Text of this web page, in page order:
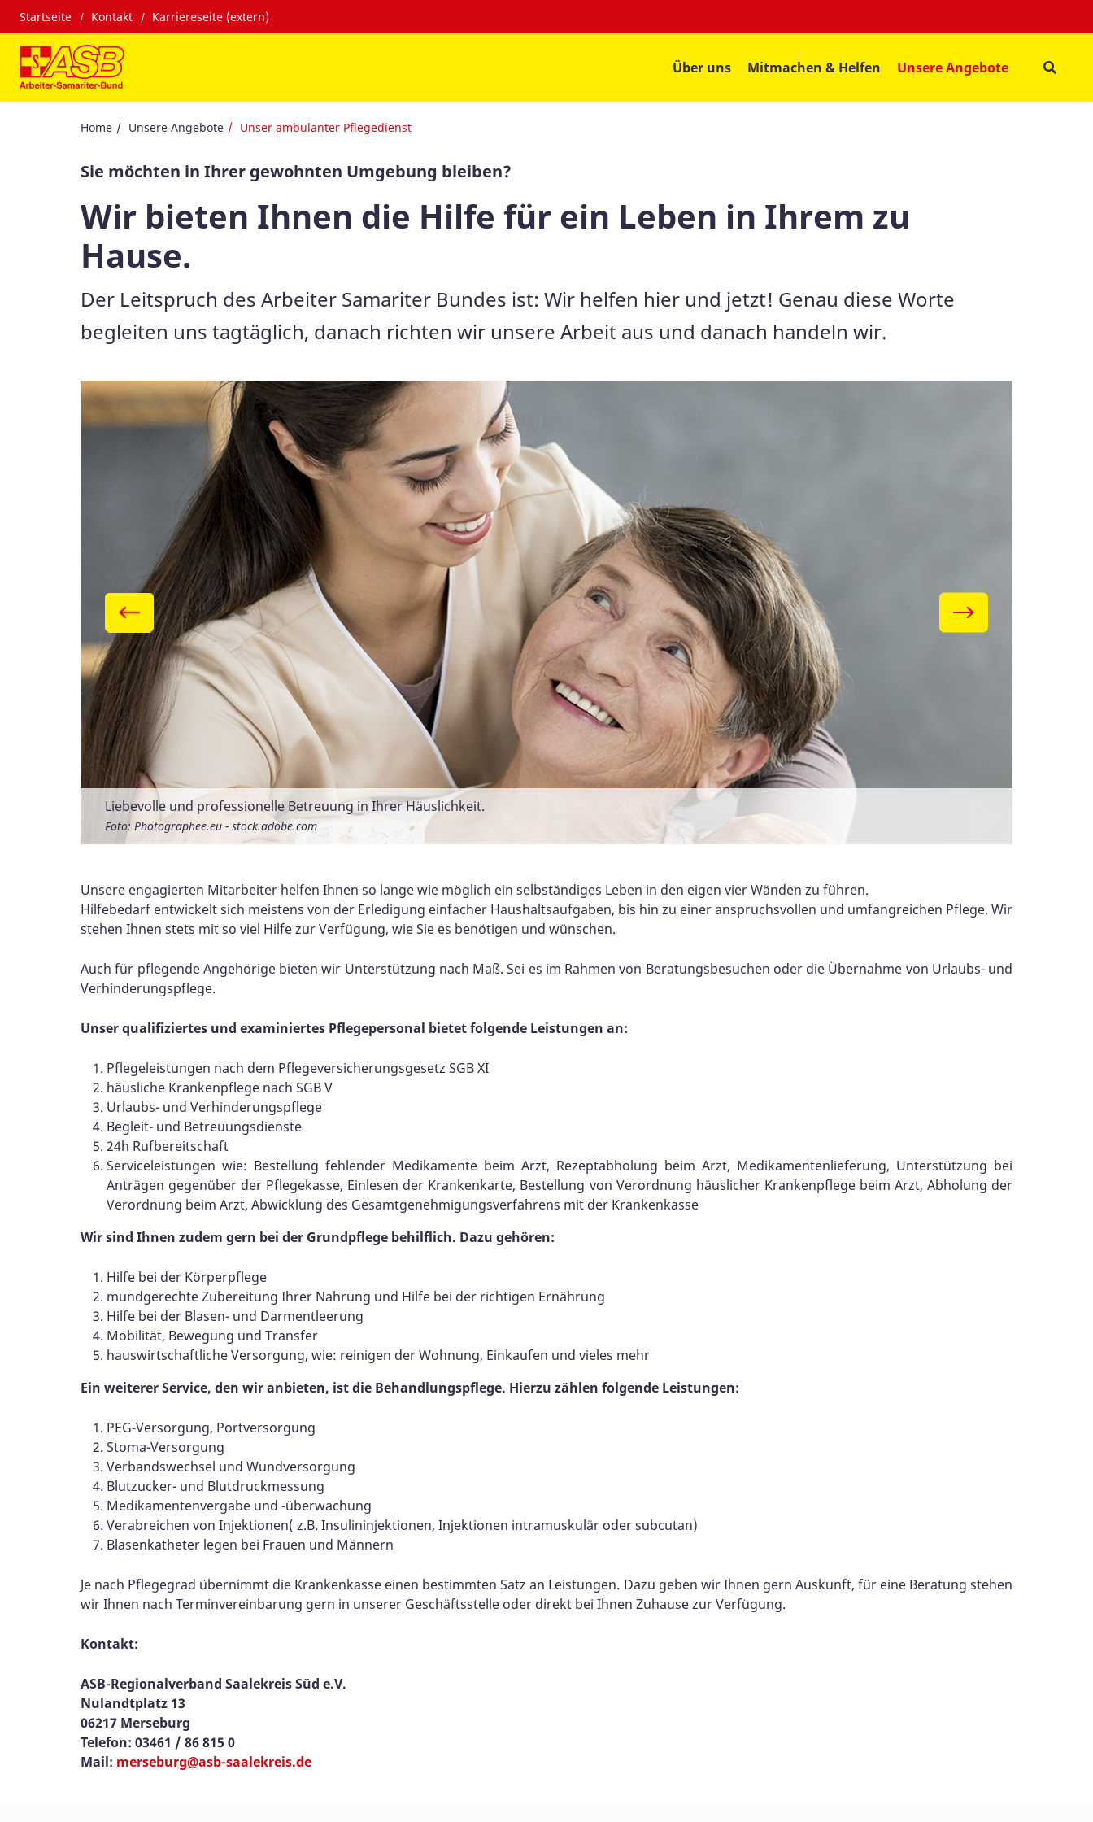
Startseite Kontakt Karriereseite (extern)
Über uns Mitmachen & Helfen Unsere Angebote
Home Unsere Angebote Unser ambulanter Pflegedienst
Sie möchten in Ihrer gewohnten Umgebung bleiben?
Wir bieten Ihnen die Hilfe für ein Leben in Ihrem zu
Hause.
Der Leitspruch des Arbeiter Samariter Bundes ist: Wir helfen hier und jetzt! Genau diese Worte
begleiten uns tagtäglich, danach richten wir unsere Arbeit aus und danach handeln wir.
Liebevolle und professionelle Betreuung in Ihrer Häuslichkeit.
Foto: Photographee.eu - stock.adobe.com
Ambulante Pflegedienste kommen zu den Senioren nach Hause und helfen ihnen so, länger in der vertrauten Umgebung bleiben zu können.
Foto: ASB/Werner Krüper
Mit dem ambulanten Pflegedienst des ASB können viele Senioren länger in den eigenen vier Wänden leben.
Foto: ASB/B. Bechtloff
Eine alte Dame sitzt lächelnd auf dem Sofa in ihrem Wohnzimmer.
Foto: ASB/L. Dahmen
Der ASB-Hausnotruf bietet Senioren das gute Gefühl, sicher zu Hause zu leben. Im Notfall kommt Hilfe auf Knopfdruck.
Foto: ASB/T. Ehling
Der Hausnotrufsender kann unauffällig als Armband getragen werden.
Foto: ASB/F. Zanettini
Unsere engagierten Mitarbeiter helfen Ihnen so lange wie möglich ein selbständiges Leben in den eigen vier Wänden zu führen.
Hilfebedarf entwickelt sich meistens von der Erledigung einfacher Haushaltsaufgaben, bis hin zu einer anspruchsvollen und umfangreichen Pflege. Wir
stehen Ihnen stets mit so viel Hilfe zur Verfügung, wie Sie es benötigen und wünschen.
Auch für pflegende Angehörige bieten wir Unterstützung nach Maß. Sei es im Rahmen von Beratungsbesuchen oder die Übernahme von Urlaubs- und
Verhinderungspflege.
Unser qualifiziertes und examiniertes Pflegepersonal bietet folgende Leistungen an:
Pflegeleistungen nach dem Pflegeversicherungsgesetz SGB XI
häusliche Krankenpflege nach SGB V
Urlaubs- und Verhinderungspflege
Begleit- und Betreuungsdienste
24h Rufbereitschaft
Serviceleistungen wie: Bestellung fehlender Medikamente beim Arzt, Rezeptabholung beim Arzt, Medikamentenlieferung, Unterstützung bei
Anträgen gegenüber der Pflegekasse, Einlesen der Krankenkarte, Bestellung von Verordnung häuslicher Krankenpflege beim Arzt, Abholung der
Verordnung beim Arzt, Abwicklung des Gesamtgenehmigungsverfahrens mit der Krankenkasse
Wir sind Ihnen zudem gern bei der Grundpflege behilflich. Dazu gehören:
Hilfe bei der Körperpflege
mundgerechte Zubereitung Ihrer Nahrung und Hilfe bei der richtigen Ernährung
Hilfe bei der Blasen- und Darmentleerung
Mobilität, Bewegung und Transfer
hauswirtschaftliche Versorgung, wie: reinigen der Wohnung, Einkaufen und vieles mehr
Ein weiterer Service, den wir anbieten, ist die Behandlungspflege. Hierzu zählen folgende Leistungen:
PEG-Versorgung, Portversorgung
Stoma-Versorgung
Verbandswechsel und Wundversorgung
Blutzucker- und Blutdruckmessung
Medikamentenvergabe und -überwachung
Verabreichen von Injektionen( z.B. Insulininjektionen, Injektionen intramuskulär oder subcutan)
Blasenkatheter legen bei Frauen und Männern
Je nach Pflegegrad übernimmt die Krankenkasse einen bestimmten Satz an Leistungen. Dazu geben wir Ihnen gern Auskunft, für eine Beratung stehen
wir Ihnen nach Terminvereinbarung gern in unserer Geschäftsstelle oder direkt bei Ihnen Zuhause zur Verfügung.
Kontakt:
ASB-Regionalverband Saalekreis Süd e.V.
Nulandtplatz 13
06217 Merseburg
Telefon: 03461 / 86 815 0
Mail: merseburg@asb-saalekreis.de